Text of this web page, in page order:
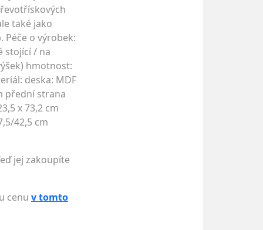
také jako
o výrobek:
stojící / na
hmotnost:
deska: MDF
přední strana
x 73,2 cm
42,5 cm
jej zakoupíte
cenu v tomto